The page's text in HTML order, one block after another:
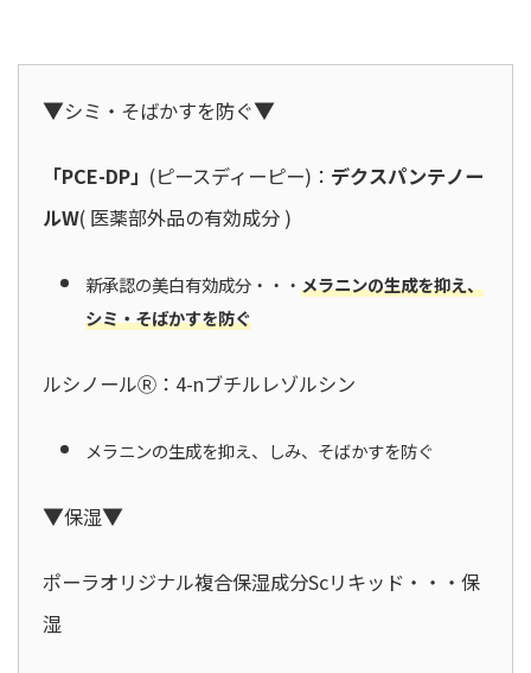
▼シミ・そばかすを防ぐ▼
「PCE-DP」 (ピースディーピー)： デクスパンテノー
ルW( 医薬部外品の有効成分 )
新承認の美白有効成分・・・ メラニンの生成を抑え、
シミ・そばかすを防ぐ
ルシノールⓇ：4-nブチルレゾルシン
メラニンの生成を抑え、しみ、そばかすを防ぐ
▼保湿▼
ポーラオリジナル複合保湿成分Scリキッド・・・保
湿